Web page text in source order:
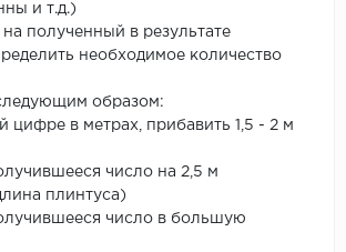
и т.д.)
полученный в результате
необходимое количество
образом:
цифре в метрах, прибавить 1,5 - 2 м
число на 2,5 м
плинтуса)
число в большую